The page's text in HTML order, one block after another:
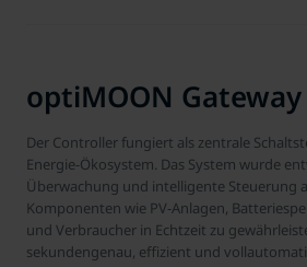
optiMOON Gateway
Der Controller fungiert als zentrale
Energie-Ökosystem. Das System wurde
Überwachung und intelligente Steuerung
Komponenten wie PV-Anlagen,
und Verbraucher in Echtzeit zu
sekundengenau, effizient und